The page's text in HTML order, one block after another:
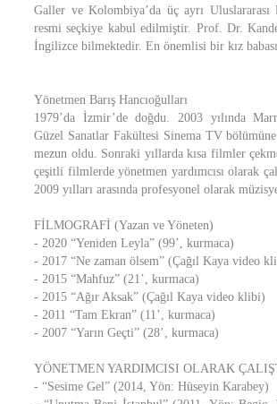
Galler ve Kolombiya’da üç ayrı
resmi seçkiye kabul edilmiştir. Prof. Dr.
İngilizce bilmektedir. En önemlisi bir kız
Yönetmen Barış Hancıoğulları
1979’da İzmir’de doğdu. 2003 yılında
Güzel Sanatlar Fakültesi Sinema TV
mezun oldu. Sonraki yıllarda kısa filmler
çeşitli filmlerde yönetmen yardımcısı olarak
2009 yılları arasında profesyonel olarak
FİLMOGRAFİ (Yazan ve Yöneten)
- 2020 “Yeniden Leyla” (99’, kurmaca)
- 2017 “Ne zaman ölsem” (Çağıl Kaya video
- 2015 “Mahfuz” (21’, kurmaca)
- 2015 “Ağır Aksak” (Çağıl Kaya video klibi)
- 2011 “Tam Ekran” (11’, kurmaca)
- 2007 “Yarın Geçti” (28’, kurmaca)
YÖNETMEN YARDIMCISI OLARAK
- “Sesime Gel” (2014, Yön: Hüseyin Karabey)